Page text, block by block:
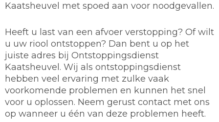
Kaatsheuvel met spoed aan voor noodgevallen.
Heeft u last van een afvoer verstopping? Of wilt
u uw riool ontstoppen? Dan bent u op het
juiste adres bij Ontstoppingsdienst
Kaatsheuvel. Wij als ontstoppingsdienst
hebben veel ervaring met zulke vaak
voorkomende problemen en kunnen het snel
voor u oplossen. Neem gerust contact met ons
op wanneer u één van deze problemen heeft.